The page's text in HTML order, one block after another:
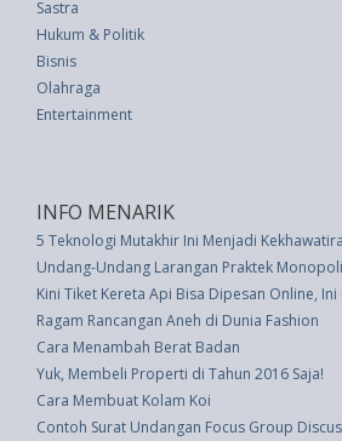
Sastra
Hukum & Politik
Bisnis
Olahraga
Entertainment
INFO MENARIK
5 Teknologi Mutakhir Ini Menjadi
Undang-Undang Larangan Praktek
Kini Tiket Kereta Api Bisa Dipesan Online, Ini
Ragam Rancangan Aneh di Dunia Fashion
Cara Menambah Berat Badan
Yuk, Membeli Properti di Tahun 2016 Saja!
Cara Membuat Kolam Koi
Contoh Surat Undangan Focus Group